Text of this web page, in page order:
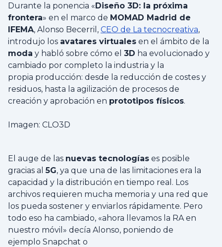
Durante la ponencia «Diseño 3D: la próxima
frontera» en el marco de MOMAD Madrid de
IFEMA, Alonso Becerril, CEO de La tecnocreativa,
introdujo los avatares virtuales en el ámbito de la
moda y habló sobre cómo el 3D ha evolucionado y
cambiado por completo la industria y la
propia producción: desde la reducción de costes y
residuos, hasta la agilización de procesos de
creación y aprobación en prototipos físicos.
Imagen: CLO3D
El auge de las nuevas tecnologías es posible
gracias al5G, ya que una de las limitaciones era la
capacidad y la distribución en tiempo real. Los
archivos requieren mucha memoria y una red que
los pueda sostener y enviarlos rápidamente. Pero
todo eso ha cambiado, «ahora llevamos la RA en
nuestro móvil» decía Alonso, poniendo de
ejemplo Snapchat o